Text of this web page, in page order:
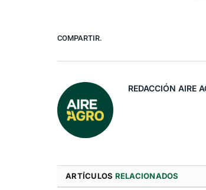
COMPARTIR.
REDACCIÓN AIRE
ARTÍCULOS RELACIONADOS